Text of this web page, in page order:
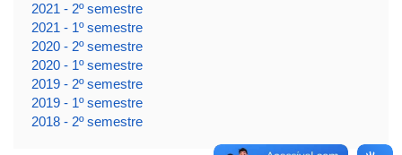
2021 - 2º semestre
2021 - 1º semestre
2020 - 2º semestre
2020 - 1º semestre
2019 - 2º semestre
2019 - 1º semestre
2018 - 2º semestre